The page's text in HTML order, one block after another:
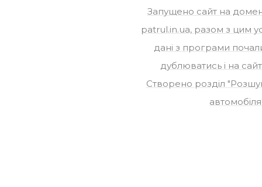
Запущено сайт на
patrul.in.ua, разом з цим
дані з програми
дублюватись і на
Створено розділ